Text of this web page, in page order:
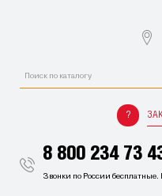
8 800 234 73
Звонки по России